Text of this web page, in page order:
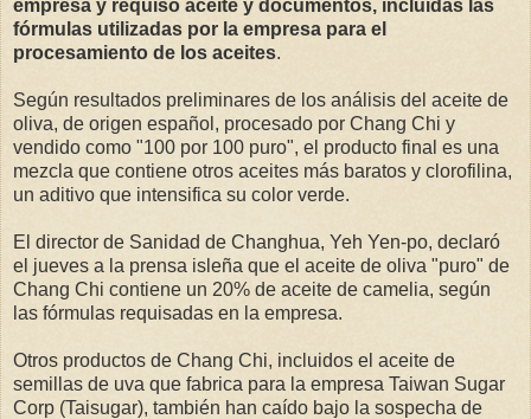
empresa y requisó aceite y documentos, incluidas las
fórmulas utilizadas por la empresa para el
procesamiento de los aceites.
Según resultados preliminares de los análisis del aceite de
oliva, de origen español, procesado por Chang Chi y
vendido como "100 por 100 puro", el producto final es una
mezcla que contiene otros aceites más baratos y clorofilina,
un aditivo que intensifica su color verde.
El director de Sanidad de Changhua, Yeh Yen-po, declaró
el jueves a la prensa isleña que el aceite de oliva "puro" de
Chang Chi contiene un 20% de aceite de camelia, según
las fórmulas requisadas en la empresa.
Otros productos de Chang Chi, incluidos el aceite de
semillas de uva que fabrica para la empresa Taiwan Sugar
Corp (Taisugar), también han caído bajo la sospecha de